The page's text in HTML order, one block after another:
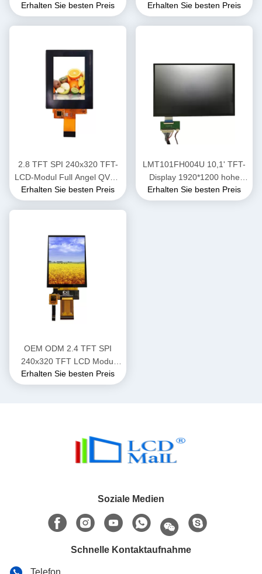
Modul MIPI
Schnittstellenbildschirm
Erhalten Sie besten Preis
900 Nits Helligkeit
Erhalten Sie besten Preis
2.8 TFT SPI 240x320 TFT-
LCD-Modul Full Angel QVGA
BOE-LCD-Bildschirm
Erhalten Sie besten Preis
LMT101FH004U 10,1' TFT-
Display 1920*1200 hohe
Helligkeit LCD-Display 700
Nits
Erhalten Sie besten Preis
OEM ODM 2.4 TFT SPI
240x320 TFT LCD Modul
Anzeige mit SPI/MPU/RGB
Schnittstelle
Erhalten Sie besten Preis
Soziale Medien
Schnelle Kontaktaufnahme